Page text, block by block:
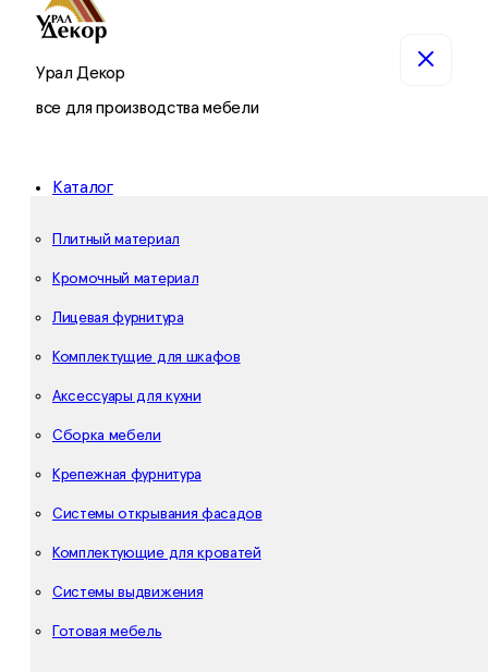
Урал Декор
все для производства мебели
Каталог
Плитный материал
Кромочный материал
Лицевая фурнитура
Комплектущие для шкафов
Аксессуары для кухни
Сборка мебели
Крепежная фурнитура
Системы открывания фасадов
Комплектующие для кроватей
Системы выдвижения
Готовая мебель